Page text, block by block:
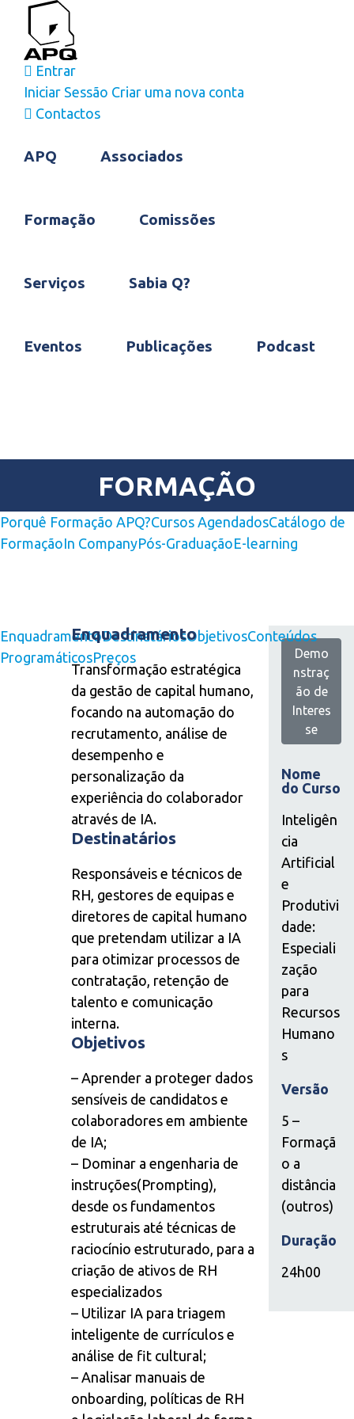
content
Entrar
Iniciar Sessão Criar uma nova conta
Contactos
APQ Associados
Formação Comissões
Serviços Sabia Q?
Eventos Publicações Podcast
FORMAÇÃO
Porquê Formação APQ?Cursos AgendadosCatálogo de
FormaçãoIn CompanyPós-GraduaçãoE-learning
EnquadramentoDestinatáriosObjetivosConteúdos
ProgramáticosPreços
Enquadramento
Transformação estratégica
da gestão de capital humano,
focando na automação do
recrutamento, análise de
desempenho e
personalização da
experiência do colaborador
através de IA.
Destinatários
Responsáveis e técnicos de
RH, gestores de equipas e
diretores de capital humano
que pretendam utilizar a IA
para otimizar processos de
contratação, retenção de
talento e comunicação
interna.
Objetivos
– Aprender a proteger dados
sensíveis de candidatos e
colaboradores em ambiente
de IA;
– Dominar a engenharia de
instruções(Prompting),
desde os fundamentos
estruturais até técnicas de
raciocínio estruturado, para a
criação de ativos de RH
especializados
– Utilizar IA para triagem
inteligente de currículos e
análise de fit cultural;
– Analisar manuais de
onboarding, políticas de RH
Demo
nstraç
ão de
Interes
se
Nome
do Curso
Inteligên
cia
Artificial
e
Produtivi
dade:
Especiali
zação
para
Recursos
Humano
s
Versão
5 –
Formaçã
o a
distância
(outros)
Duração
24h00